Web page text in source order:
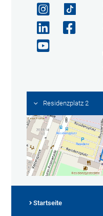
Residenzplatz 2
Startseite